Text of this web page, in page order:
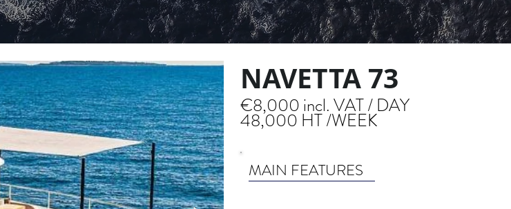
NAVETTA 73
€8,000 incl. VAT / DAY
48,000 HT /WEEK
MAIN FEATURES